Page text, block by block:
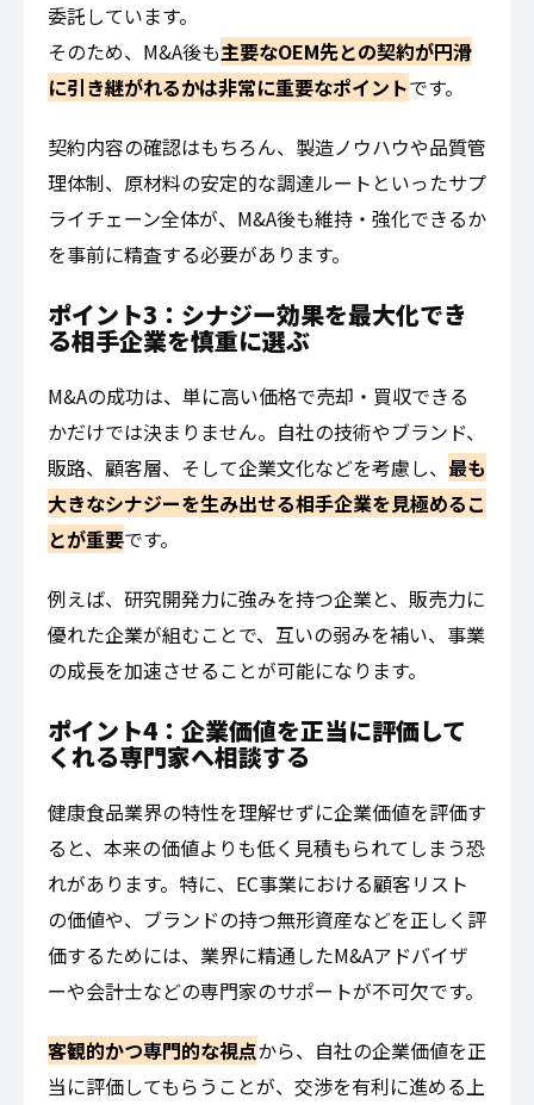
委託しています。
そのため、M&A後も主要なOEM先との契約が円滑
に引き継がれるかは非常に重要なポイントです。
契約内容の確認はもちろん、製造ノウハウや品質管
理体制、原材料の安定的な調達ルートといったサプ
ライチェーン全体が、M&A後も維持・強化できるか
を事前に精査する必要があります。
ポイント3：シナジー効果を最大化でき
る相手企業を慎重に選ぶ
M&Aの成功は、単に高い価格で売却・買収できる
かだけでは決まりません。自社の技術やブランド、
販路、顧客層、そして企業文化などを考慮し、 最も
大きなシナジーを生み出せる相手企業を見極めるこ
とが重要です。
例えば、研究開発力に強みを持つ企業と、販売力に
優れた企業が組むことで、互いの弱みを補い、事業
の成長を加速させることが可能になります。
ポイント4：企業価値を正当に評価して
くれる専門家へ相談する
健康食品業界の特性を理解せずに企業価値を評価す
ると、本来の価値よりも低く見積もられてしまう恐
れがあります。特に、EC事業における顧客リスト
の価値や、ブランドの持つ無形資産などを正しく評
価するためには、業界に精通したM&Aアドバイザ
ーや会計士などの専門家のサポートが不可欠です。
客観的かつ専門的な視点から、自社の企業価値を正
当に評価してもらうことが、交渉を有利に進める上